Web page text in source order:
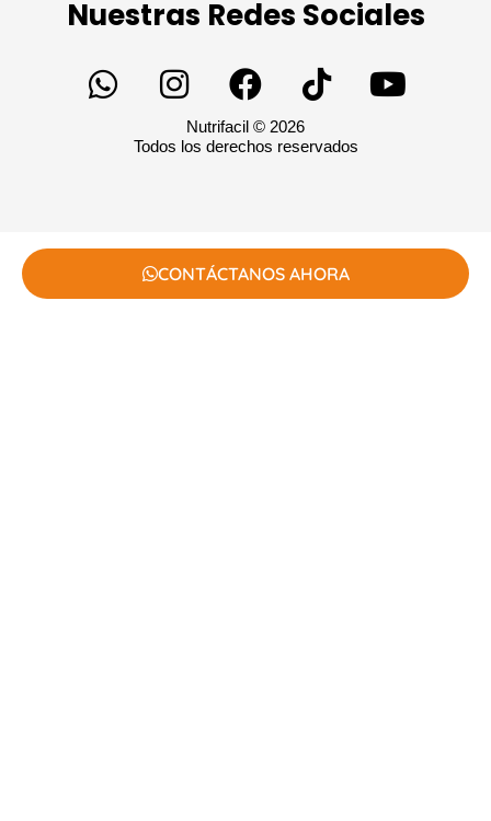
Nuestras Redes Sociales
Nutrifacil © 2026
Todos los derechos reservados
CONTÁCTANOS AHORA